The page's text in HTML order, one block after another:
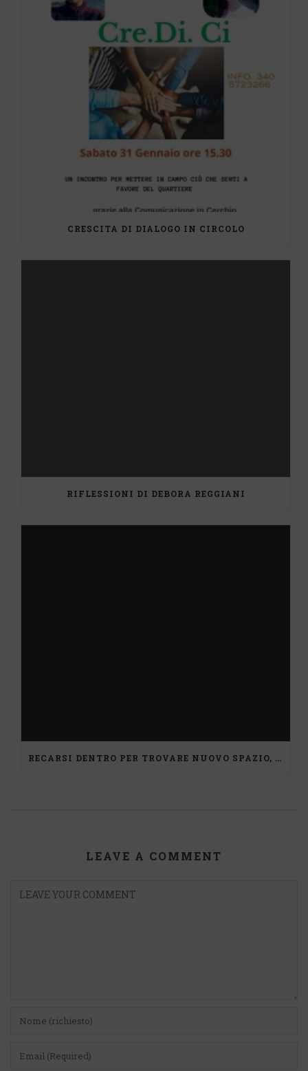
CRESCITA DI DIALOGO IN CIRCOLO
RIFLESSIONI DI DEBORA REGGIANI
RECARSI DENTRO PER TROVARE NUOVO SPAZIO, UN PERCORSO DI MEDIAZIONE
LEAVE A COMMENT